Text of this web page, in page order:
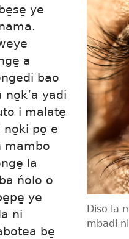
Diso̱ la
mbadi
ye
a
bao
yadi
i malate̱
no̱ki po̱ e
mambo
la
ńolo o
ye
ni
be̱